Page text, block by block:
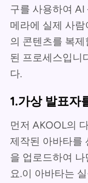
구를 사용하여
메라에 실제 사
의 콘텐츠를 복
된 프로세스입니
다.
1.가상 발표자
먼저 AKOOL의
제작된 아바타를
을 업로드하여
요.이 아바타는